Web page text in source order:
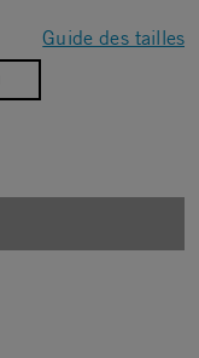
Guide des tailles